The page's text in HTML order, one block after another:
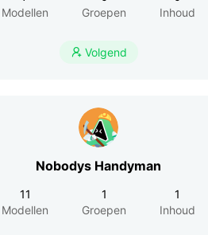
Modellen
Groepen
Inhoud
 Volgend
Nobodys Handyman
11
Modellen
1
Groepen
1
Inhoud